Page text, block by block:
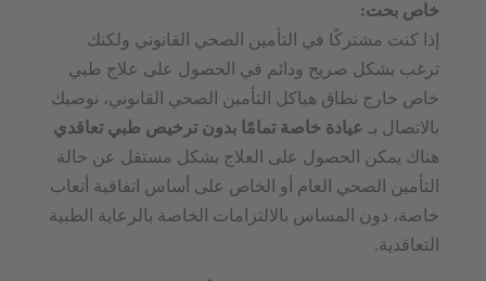
خاص بحت:
إذا كنت مشتركًا في التأمين الصحي القانوني ولكنك
ترغب بشكل صريح ودائم في الحصول على علاج طبي
خاص خارج نطاق هياكل التأمين الصحي القانوني، نوصيك
بالاتصال بـ عيادة خاصة تمامًا بدون ترخيص طبي تعاقدي
هناك يمكن الحصول على العلاج بشكل مستقل عن حالة
التأمين الصحي العام أو الخاص على أساس اتفاقية أتعاب
خاصة، دون المساس بالالتزامات الخاصة بالرعاية الطبية
التعاقدية.